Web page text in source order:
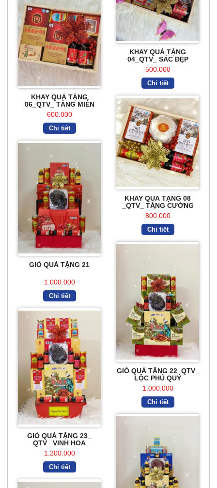
KHAY QUÀ TẶNG
04_QTV_ SẮC ĐẸP
500.000
Chi tiết
KHAY QUÀ TẶNG
06_QTV_ TĂNG MIỄN
DỊCH
600.000
Chi tiết
KHAY QUÀ TẶNG 08
_QTV_ TĂNG CƯỜNG
THỂ LỰC
800.000
Chi tiết
GIỎ QUÀ TẶNG 21
1.000.000
Chi tiết
GIỎ QUÀ TẶNG 22_QTV_
LỘC PHÚ QUÝ
1.000.000
Chi tiết
GIỎ QUÀ TẶNG 23_
QTV_ VINH HOA
1.200.000
Chi tiết